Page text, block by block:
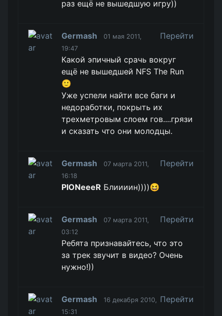
раз ещё не вышедшую игру))
Germash
01 мая 2011,
19:47
Перейти
Какой эпичный срачь вокруг
ещё не вышедшей NFS The Run
🙂
Уже успели найти все баги и
недоработки, покрыть их
трехметровым слоем гов....грязи
и сказать что они молодцы.
Germash
07 марта 2011,
16:18
Перейти
PIONeeeR Блиииин))))😆
Germash
07 марта 2011,
03:12
Перейти
Ребята признавайтесь, что это
за трек звучит в видео? Очень
нужно!))
Germash
16 декабря 2010,
15:31
Перейти